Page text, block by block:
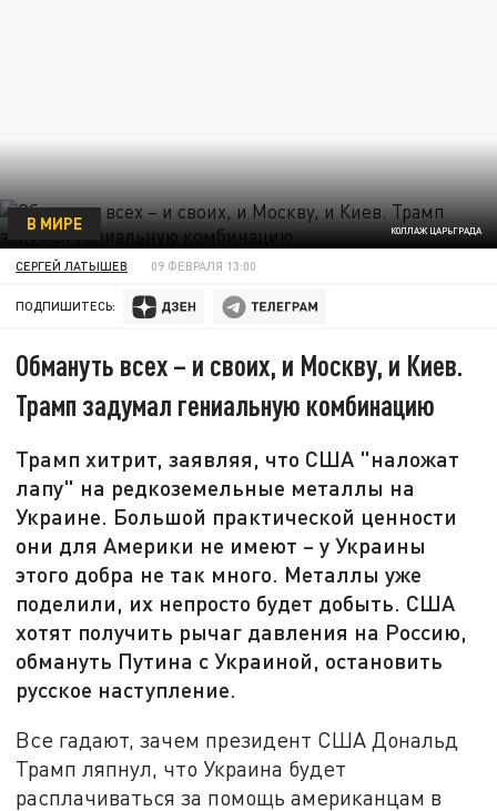
КОЛЛАЖ ЦАРЬГРАДА
В МИРЕ
СЕРГЕЙ ЛАТЫШЕВ 09 ФЕВРАЛЯ 13:00
ПОДПИШИТЕСЬ:
Обмануть всех – и своих, и Москву, и Киев.
Трамп задумал гениальную комбинацию
Трамп хитрит, заявляя, что США "наложат
лапу" на редкоземельные металлы на
Украине. Большой практической ценности
они для Америки не имеют – у Украины
этого добра не так много. Металлы уже
поделили, их непросто будет добыть. США
хотят получить рычаг давления на Россию,
обмануть Путина с Украиной, остановить
русское наступление.
Все гадают, зачем президент США Дональд
Трамп ляпнул, что Украина будет
расплачиваться за помощь американцам в